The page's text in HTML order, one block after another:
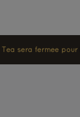
sera fermée